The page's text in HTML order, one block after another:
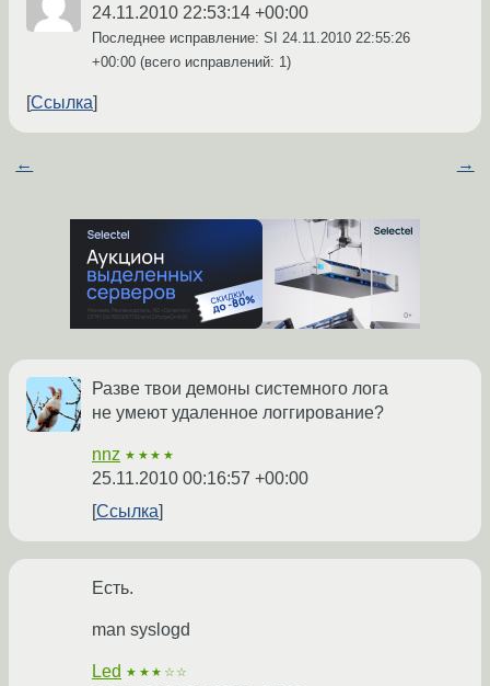
24.11.2010 22:53:14 +00:00
Последнее исправление: SI 24.11.2010 22:55:26
+00:00 (всего исправлений: 1)
Ссылка
← →
Разве твои демоны системного лога
не умеют удаленное логгирование?
nnz ★★★★
25.11.2010 00:16:57 +00:00
Ссылка
Есть.
man syslogd
Led ★★★☆☆